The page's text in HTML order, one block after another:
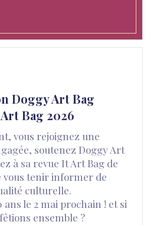
Doggy Art Bag
Bag 2026
vous rejoignez une
soutenez Doggy Art
à sa revue It Art Bag de
vous tenir informer de
culturelle.
ans le 2 mai prochain ! et si
ensemble ?